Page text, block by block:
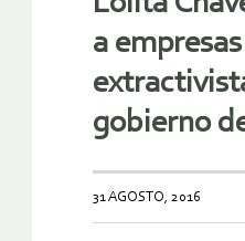
a empresas
gobierno
31 AGOSTO, 2016